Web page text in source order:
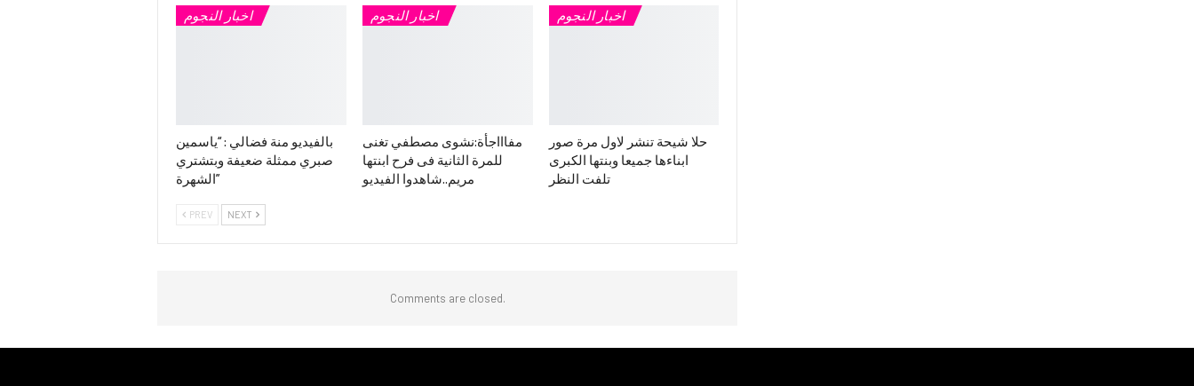
اخبار النجوم
بالفيديو منة فضالي : “ياسمين
صبري ممثلة ضعيفة وبتشتري
الشهرة”
اخبار النجوم
مفاااجأة:نشوى مصطفي تغنى
للمرة الثانية فى فرح ابنتها
مريم..شاهدوا الفيديو
اخبار النجوم
حلا شيحة تنشر لاول مرة صور
ابناءها جميعا وبنتها الكبرى
تلفت النظر
PREV NEXT
Comments are closed.